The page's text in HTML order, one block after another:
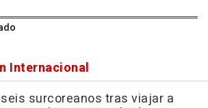
Internacional
surcoreanos tras viajar a